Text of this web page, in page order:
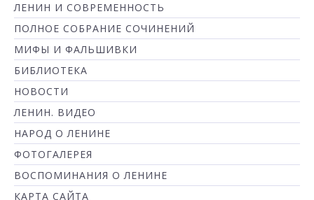
ЛЕНИН И СОВРЕМЕННОСТЬ
ПОЛНОЕ СОБРАНИЕ СОЧИНЕНИЙ
МИФЫ И ФАЛЬШИВКИ
БИБЛИОТЕКА
НОВОСТИ
ЛЕНИН. ВИДЕО
НАРОД О ЛЕНИНЕ
ФОТОГАЛЕРЕЯ
ВОСПОМИНАНИЯ О ЛЕНИНЕ
КАРТА САЙТА